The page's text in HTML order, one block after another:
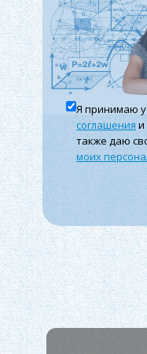
Налоги
Я принимаю
соглашенияи
также даю
моих